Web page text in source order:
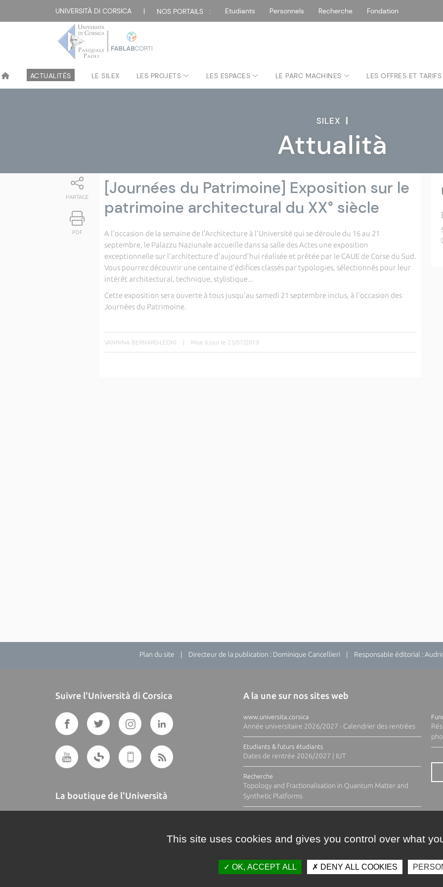
UNIVERSITÀ DI CORSICA | NOS PORTAILS : Etudiants Personnels Recherche Fondation
ACTUALITÉS LE SILEX LES PROJETS LES ESPACES LE PARC MACHINES LES OFFRES ET TARIFS
SILEX |
Attualità
PARTAGE
PDF
[Journées du Patrimoine] Exposition sur le
patrimoine architectural du XX° siècle
A l'occasion de la semaine de l'Architecture à l'Université qui se déroule du 16 au 21
septembre, le Palazzu Naziunale accueille dans sa salle des Actes une exposition
exceptionnelle sur l'architecture d'aujourd'hui réalisée et prêtée par le CAUE de Corse du Sud.
Vous pourrez découvrir une centaine d'édifices classés par typologies, sélectionnés pour leur
intérêt architectural, technique, stylistique...
Cette exposition sera ouverte à tous jusqu'au samedi 21 septembre inclus, à l'occasion des
Journées du Patrimoine.
VANNINA BERNARD-LEONI | Mise à jour le 23/07/2019
Plan du site | Directeur de la publication : Dominique Cancellieri | Responsable éditorial :
Suivre l'Università di Corsica
La boutique de l'Università
A la une sur nos sites web
www.universita.corsica
Année universitaire 2026/2027 - Calendrier des rentrées
Etudiants & futurs étudiants
Dates de rentrée 2026/2027 | IUT
Recherche
Topology and Fractionalisation in Quantum Matter and
Synthetic Platforms
This site uses cookies and gives you control over what
OK, ACCEPT ALL DENY ALL COOKIES